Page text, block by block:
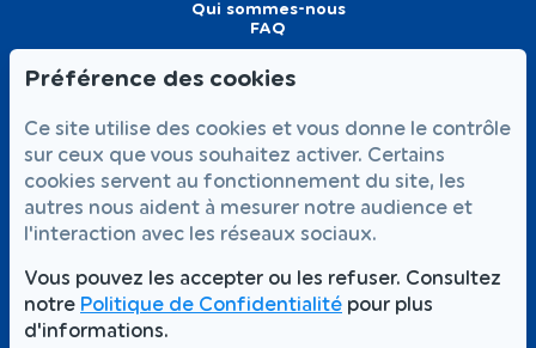
Qui sommes-nous
FAQ
01 56 93 60 26
Formulaire de
contact
Prendre
rendez-vous
NOUS SUIVRE
Intervention rapide 7j/7
Partout à Paris et en Île-de-France
Votre satisfaction,
Préférence des cookies
Ce site utilise des cookies et vous donne le contrôle
sur ceux que vous souhaitez activer. Certains
cookies servent au fonctionnement du site, les
autres nous aident à mesurer notre audience et
l'interaction avec les réseaux sociaux.
Vous pouvez les accepter ou les refuser. Consultez
notre Politique de Confidentialité pour plus
d'informations.